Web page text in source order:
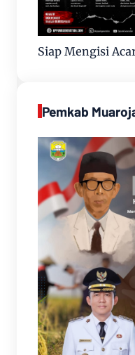
Siap Mengisi
Pemkab